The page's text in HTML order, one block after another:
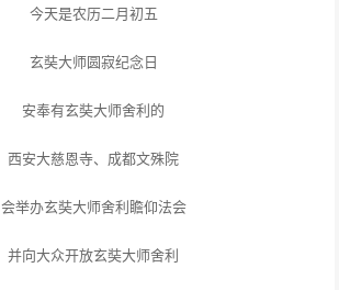
今天是农历二月初五
玄奘大师圆寂纪念日
安奉有玄奘大师舍利的
西安大慈恩寺、成都文殊院
会举办玄奘大师舍利瞻仰法会
并向大众开放玄奘大师舍利